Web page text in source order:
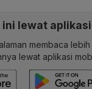
lewat
membaca
lewat aplikasi